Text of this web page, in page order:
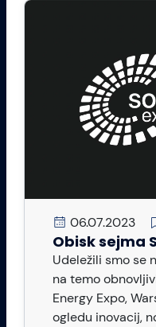
06.07.2023
Obisk sejma
Udeležili smo se
na temo
Energy Expo,
ogledu inovacij,